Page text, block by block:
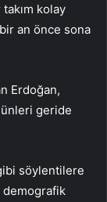
takım kolay
an önce sona
Erdoğan,
geride
söylentilere
demografik